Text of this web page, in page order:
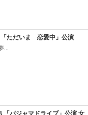
「ただいま 恋愛中」公演
...
「パジャマドライブ」公演 女